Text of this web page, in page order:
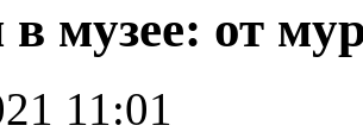
музее: от
11:01